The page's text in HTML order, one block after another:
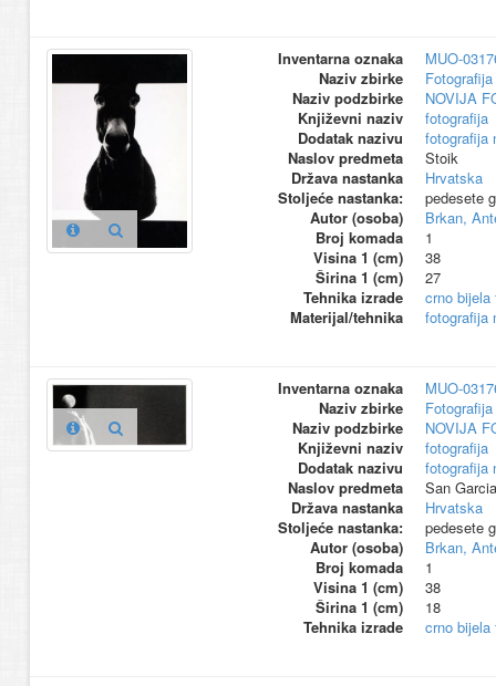
Inventarna oznaka
MUO-
Naziv zbirke
Naziv podzbirke
NOVIJA
Književni naziv
fotografija
Dodatak nazivu
fotografija
Naslov predmeta
Stoik
Država nastanka
Hrvatska
Stoljeće nastanka:
pedesete
Autor (osoba)
Brkan,
Broj komada
1
Visina 1 (cm)
38
Širina 1 (cm)
27
Tehnika izrade
crno bijela
Materijal/tehnika
fotografija
Inventarna oznaka
MUO-
Naziv zbirke
Naziv podzbirke
NOVIJA
Književni naziv
fotografija
Dodatak nazivu
fotografija
Naslov predmeta
San
Država nastanka
Hrvatska
Stoljeće nastanka:
pedesete
Autor (osoba)
Brkan,
Broj komada
1
Visina 1 (cm)
38
Širina 1 (cm)
18
Tehnika izrade
crno bijela